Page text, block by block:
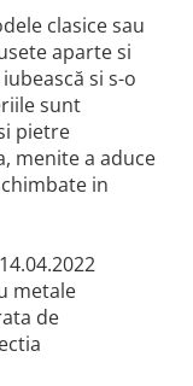
clasice sau
aparte si
si s-o
sunt
pietre
menite a aduce
in
metale
de